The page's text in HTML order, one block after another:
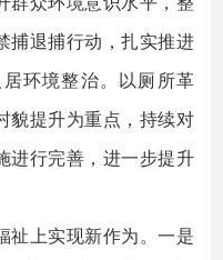
捕退捕行动，扎实推进
环境整治。以厕所革
貌提升为重点，持续对
进行完善，进一步提升
上实现新作为。一是